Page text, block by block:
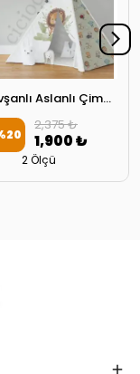
Filli Tavşanlı Aslanlı Çimenli Oyun Çadırı
20
2,375 ₺
1,900 ₺
2 Ölçü